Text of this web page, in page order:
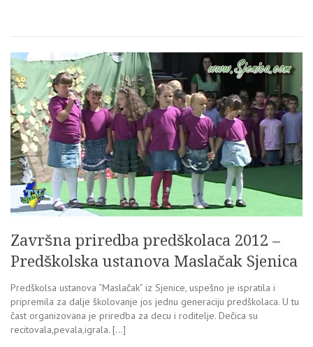
Završna priredba predškolaca 2012 –
Predškolska ustanova Maslačak Sjenica
Predškolsa ustanova “Maslačak” iz Sjenice, uspešno je ispratila i
pripremila za dalje školovanje jos jednu generaciju predškolaca. U tu
čast organizovana je priredba za decu i roditelje. Dečica su
recitovala,pevala,igrala. […]